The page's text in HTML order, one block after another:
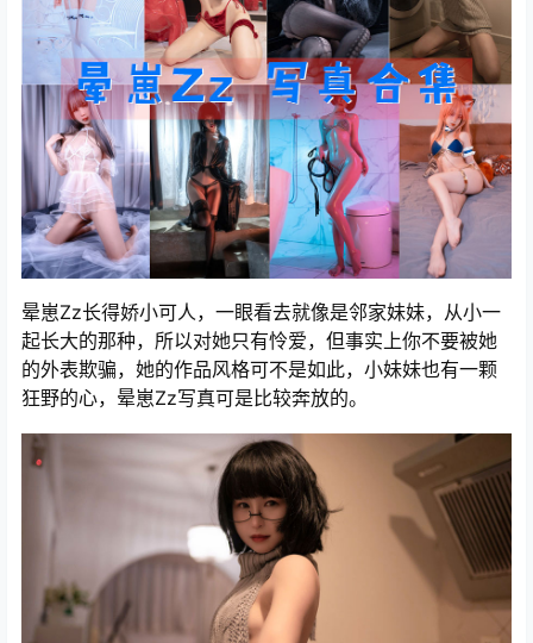
晕崽Zz长得娇小可人，一眼看去就像是邻家妹妹，从小一
起长大的那种，所以对她只有怜爱，但事实上你不要被她
的外表欺骗，她的作品风格可不是如此，小妹妹也有一颗
狂野的心，晕崽Zz写真可是比较奔放的。